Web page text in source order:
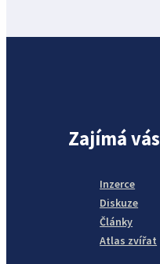
Zajímá vás
Inzerce
Diskuze
Články
Atlas zvířat